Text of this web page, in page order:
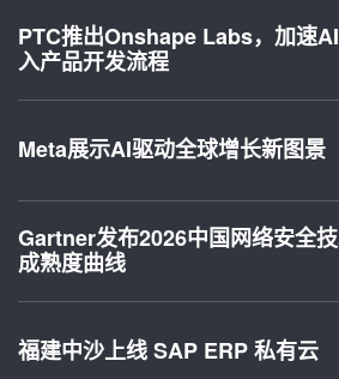
PTC推出Onshape Labs，加速
入产品开发流程
Meta展示AI驱动全球增长新图景
Gartner发布2026中国网络安全
成熟度曲线
福建中沙上线 SAP ERP 私有云